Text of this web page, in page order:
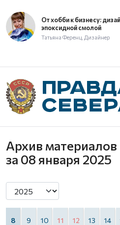
От хобби к бизнесу:
эпоксидной смолой
Татьяна Ференц, Дизайнер
Архив материалов
за 08 января 2025
8 9 10 11 12 13 14